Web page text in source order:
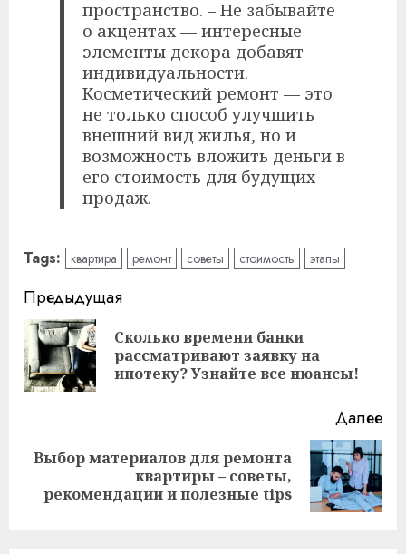
пространство. – Не забывайте
о акцентах — интересные
элементы декора добавят
индивидуальности.
Косметический ремонт — это
не только способ улучшить
внешний вид жилья, но и
возможность вложить деньги в
его стоимость для будущих
продаж.
Tags: квартира ремонт советы стоимость этапы
Читать
далее
Предыдущая
Сколько времени банки
рассматривают заявку на
ипотеку? Узнайте все нюансы!
Далее
Следующая
запись:
Выбор материалов для ремонта
квартиры – советы,
рекомендации и полезные tips